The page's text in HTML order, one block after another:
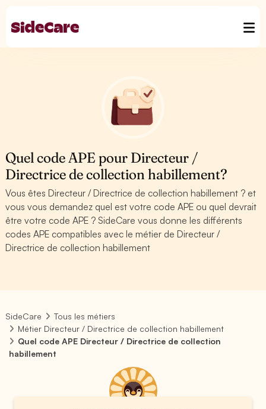
Quel code APE pour Directeur /
Directrice de collection habillement?
Vous êtes Directeur / Directrice de collection habillement ? et
vous vous demandez quel est votre code APE ou quel devrait
être votre code APE ? SideCare vous donne les différents
codes APE compatibles avec le métier de Directeur /
Directrice de collection habillement
SideCare
Tous les métiers
Métier Directeur / Directrice de collection habillement
Quel code APE Directeur / Directrice de collection
habillement